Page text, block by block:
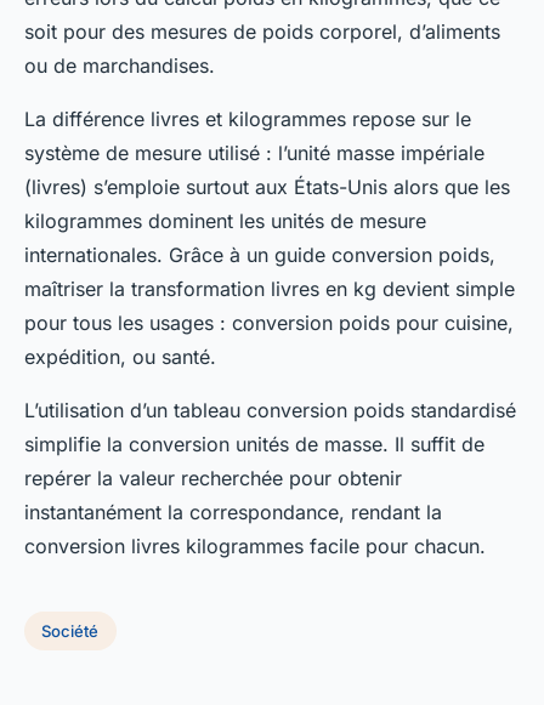
soit pour des mesures de poids corporel, d’aliments
ou de marchandises.
La différence livres et kilogrammes repose sur le
système de mesure utilisé : l’unité masse impériale
(livres) s’emploie surtout aux États-Unis alors que les
kilogrammes dominent les unités de mesure
internationales. Grâce à un guide conversion poids,
maîtriser la transformation livres en kg devient simple
pour tous les usages : conversion poids pour cuisine,
expédition, ou santé.
L’utilisation d’un tableau conversion poids standardisé
simplifie la conversion unités de masse. Il suffit de
repérer la valeur recherchée pour obtenir
instantanément la correspondance, rendant la
conversion livres kilogrammes facile pour chacun.
Société